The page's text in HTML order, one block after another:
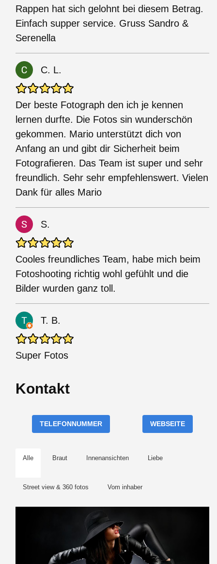
Rappen hat sich gelohnt bei diesem Betrag.
Einfach supper service. Gruss Sandro &
Serenella
C. L.
Der beste Fotograph den ich je kennen
lernen durfte. Die Fotos sin wunderschön
gekommen. Mario unterstützt dich von
Anfang an und gibt dir Sicherheit beim
Fotografieren. Das Team ist super und sehr
freundlich. Sehr sehr empfehlenswert. Vielen
Dank für alles Mario
S.
Cooles freundliches Team, habe mich beim
Fotoshooting richtig wohl gefühlt und die
Bilder wurden ganz toll.
T. B.
Super Fotos
Kontakt
TELEFONNUMMER WEBSEITE
Alle Braut Innenansichten Liebe
Street view & 360 fotos Vom inhaber